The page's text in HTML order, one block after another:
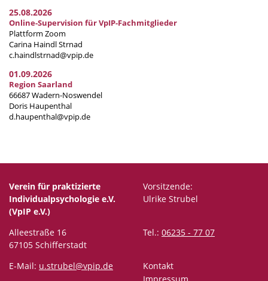
25.08.2026
Online-Supervision für VpIP-Fachmitglieder
Plattform Zoom
Carina Haindl Strnad
c.haindlstrnad@vpip.de
01.09.2026
Region Saarland
66687 Wadern-Noswendel
Doris Haupenthal
d.haupenthal@vpip.de
Verein für praktizierte
Individualpsychologie e.V.
(VpIP e.V.)
Vorsitzende:
Ulrike Strubel
Alleestraße 16
67105 Schifferstadt
Tel.: 06235 - 77 07
E-Mail: u.strubel@vpip.de
Kontakt